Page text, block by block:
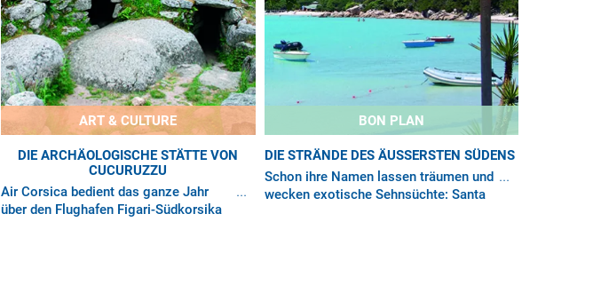
ART & CULTURE
DIE ARCHÄOLOGISCHE STÄTTE VON
CUCURUZZU
Air Corsica bedient das ganze Jahr
über den Flughafen Figari-Südkorsika
BON PLAN
DIE STRÄNDE DES ÄUSSERSTEN SÜDENS
Schon ihre Namen lassen träumen und
wecken exotische Sehnsüchte: Santa